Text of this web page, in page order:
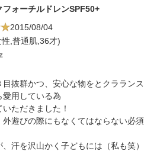
ォーチルドレンSPF50+
2015/08/04
,普通肌,36才)
抜群かつ、安心な物をとクラランス
用している為
ただきました！
遊びの際にもなくてはならない必須
汗を沢山かく子どもには（私も笑）